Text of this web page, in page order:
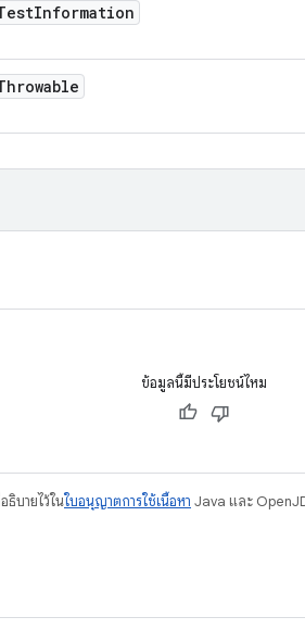
Information
ข้อมูลนี้มีประโยชน์ไหม
ธิบายไว้ในใบอนุญาตการใช้เนื้อหา Java และ